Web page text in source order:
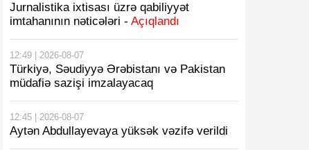
Jurnalistika ixtisası üzrə qabiliyyət
imtahanının nəticələri - Açıqlandı
12:49 | 2026-08-07
Türkiyə, Səudiyyə Ərəbistanı və Pakistan
müdafiə sazişi imzalayacaq
12:45 | 2026-08-07
Aytən Abdullayevaya yüksək vəzifə verildi